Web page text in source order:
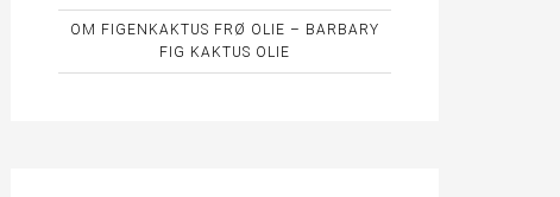
OM FIGENKAKTUS FRØ OLIE – BARBARY
FIG KAKTUS OLIE